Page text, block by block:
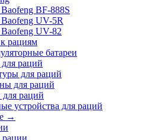
BF-888S
UV-5R
UV-82
рациям
батареи
раций
для раций
для раций
раций
устройства для раций
→